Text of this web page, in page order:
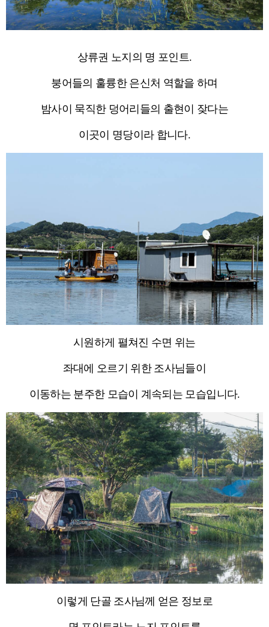
상류권 노지의 명 포인트.
붕어들의 훌륭한 은신처 역할을 하며
밤사이 묵직한 덩어리들의 출현이 잦다는
이곳이 명당이라 합니다.
시원하게 펼쳐진 수면 위는
좌대에 오르기 위한 조사님들이
이동하는 분주한 모습이 계속되는 모습입니다.
이렇게 단골 조사님께 얻은 정보로